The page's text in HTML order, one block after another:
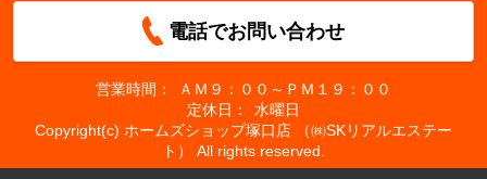
電話でお問い合わせ
営業時間：
ＡＭ９：００～ＰＭ１９：００
定休日：
水曜日
Copyright(c) ホームズショップ塚口店 （㈱SKリアルエステー
ト） All rights reserved.